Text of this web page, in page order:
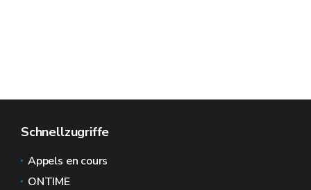
Schnellzugriffe
Appels en cours
ONTIME